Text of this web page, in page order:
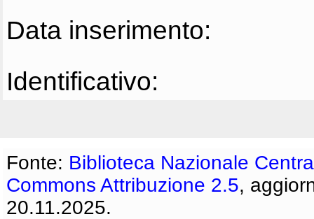
Data inserimento:
Identificativo:
Fonte: Biblioteca Nazionale
Commons Attribuzione 2.5,
20.11.2025.